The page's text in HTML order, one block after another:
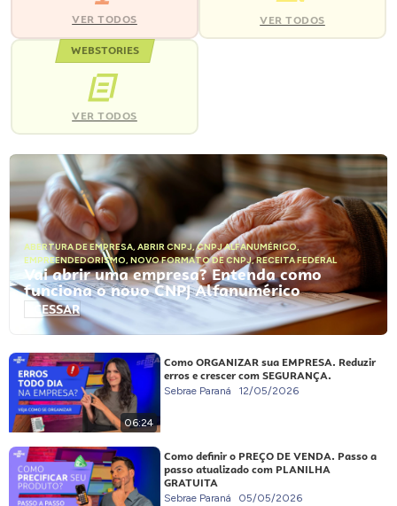
VER TODOS VER TODOS
WEBSTORIES
VER TODOS
ABERTURA DE EMPRESA, ABRIR CNPJ,CNPJ ALFANUMÉRICO,
EMPREENDEDORISMO, NOVO FORMATO DE CNPJ,RECEITA FEDERAL
Vai abrir uma empresa? Entenda como
funciona o novo CNPJ Alfanumérico
ACESSAR
06:24
Como ORGANIZAR sua EMPRESA. Reduzir
erros e crescer com SEGURANÇA.
Sebrae Paraná 12/05/2026
Como definir o PREÇO DE VENDA. Passo a
passo atualizado com PLANILHA
GRATUITA
Sebrae Paraná 05/05/2026